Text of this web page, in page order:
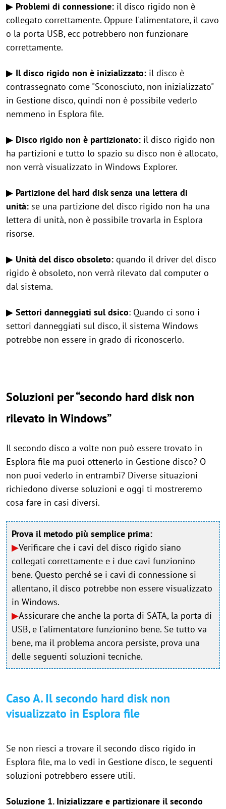
▶ Problemi di connessione: il disco rigido non è
collegato correttamente. Oppure l'alimentatore, il cavo
o la porta USB, ecc potrebbero non funzionare
correttamente.
▶ Il disco rigido non è inizializzato: il disco è
contrassegnato come "Sconosciuto, non inizializzato"
in Gestione disco, quindi non è possibile vederlo
nemmeno in Esplora file.
▶ Disco rigido non è partizionato: il disco rigido non
ha partizioni e tutto lo spazio su disco non è allocato,
non verrà visualizzato in Windows Explorer.
▶ Partizione del hard disk senza una lettera di
unità: se una partizione del disco rigido non ha una
lettera di unità, non è possibile trovarla in Esplora
risorse.
▶ Unità del disco obsoleto: quando il driver del disco
rigido è obsoleto, non verrà rilevato dal computer o
dal sistema.
▶ Settori danneggiati sul dsico: Quando ci sono i
settori danneggiati sul disco, il sistema Windows
potrebbe non essere in grado di riconoscerlo.
Soluzioni per “secondo hard disk non
rilevato in Windows”
Il secondo disco a volte non può essere trovato in
Esplora file ma puoi ottenerlo in Gestione disco? O
non puoi vederlo in entrambi? Diverse situazioni
richiedono diverse soluzioni e oggi ti mostreremo
cosa fare in casi diversi.
Prova il metodo più semplice prima:
▶Verificare che i cavi del disco rigido siano
collegati correttamente e i due cavi funzionino
bene. Questo perché se i cavi di connessione si
allentano, il disco potrebbe non essere visualizzato
in Windows.
▶Assicurare che anche la porta di SATA, la porta di
USB, e l'alimentatore funzionino bene. Se tutto va
bene, ma il problema ancora persiste, prova una
delle seguenti soluzioni tecniche.
Caso A. Il secondo hard disk non
visualizzato in Esplora file
Se non riesci a trovare il secondo disco rigido in
Esplora file, ma lo vedi in Gestione disco, le seguenti
soluzioni potrebbero essere utili.
Soluzione 1. Inizializzare e partizionare il secondo